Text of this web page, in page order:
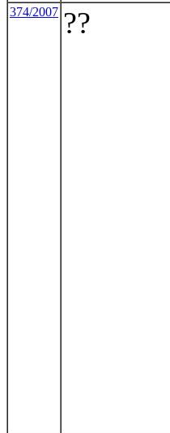
374/2007 ??